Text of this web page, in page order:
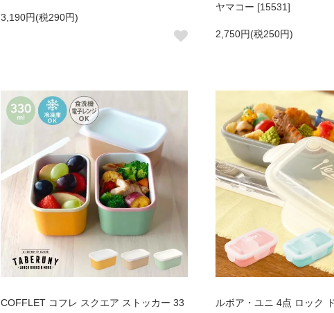
3,190円(税290円)
ヤマコー [15531]
2,750円(税250円)
COFFLET コフレ スクエア ストッカー 33
ルボア・ユニ 4点 ロック